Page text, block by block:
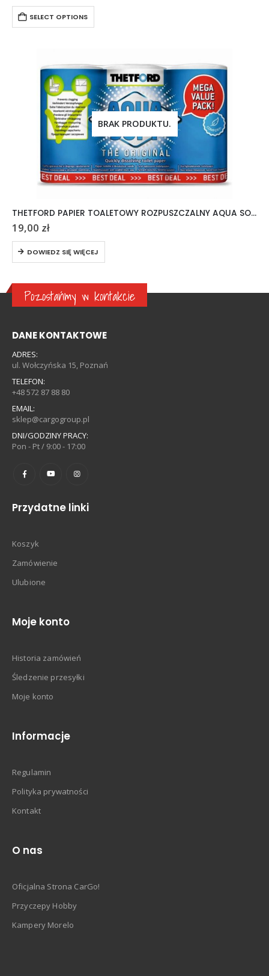
SELECT OPTIONS
BRAK PRODUKTU.
THETFORD PAPIER TOALETOWY ROZPUSZCZALNY AQUA SOFT 6 ROLEK
19,00 zł
DOWIEDZ SIĘ WIĘCEJ
Pozostańmy w kontakcie
DANE KONTAKTOWE
ADRES:
ul. Wołczyńska 15, Poznań
TELEFON:
+48 572 87 88 80
EMAIL:
sklep@cargogroup.pl
DNI/GODZINY PRACY:
Pon - Pt / 9:00 - 17:00
Przydatne linki
Koszyk
Zamówienie
Ulubione
Moje konto
Historia zamówień
Śledzenie przesyłki
Moje konto
Informacje
Regulamin
Polityka prywatności
Kontakt
O nas
Oficjalna Strona CarGo!
Przyczepy Hobby
Kampery Morelo